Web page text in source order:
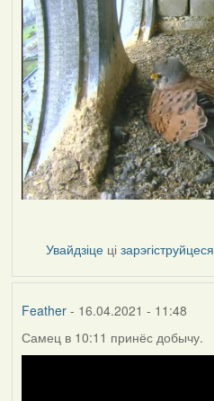
Увайдзіце цізарэгіструйцеся
Feather- 16.04.2021 - 11:48
Самец в 10:11 принёс добычу.